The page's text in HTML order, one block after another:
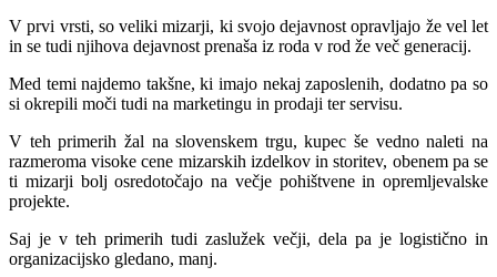
V prvi vrsti, so veliki mizarji, ki svojo dejavnost opravljajo že vel let
in se tudi njihova dejavnost prenaša iz roda v rod že več generacij.
Med temi najdemo takšne, ki imajo nekaj zaposlenih, dodatno pa so
si okrepili moči tudi na marketingu in prodaji ter servisu.
V teh primerih žal na slovenskem trgu, kupec še vedno naleti na
razmeroma visoke cene mizarskih izdelkov in storitev, obenem pa se
ti mizarji bolj osredotočajo na večje pohištvene in opremljevalske
projekte.
Saj je v teh primerih tudi zaslužek večji, dela pa je logistično in
organizacijsko gledano, manj.